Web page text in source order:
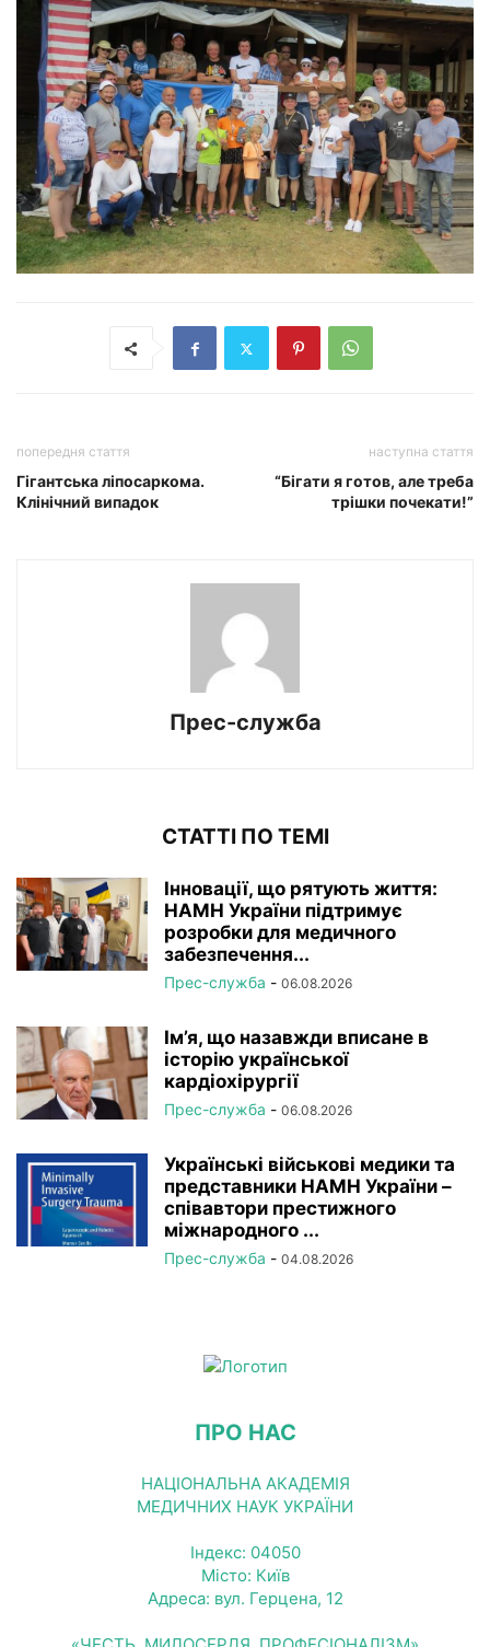
попередня стаття
Гігантська ліпосаркома.
Клінічний випадок
наступна стаття
“Бігати я готов, але треба
трішки почекати!”
Прес-служба
СТАТТІ ПО ТЕМІ
Інновації, що рятують життя:
НАМН України підтримує
розробки для медичного
забезпечення...
Прес-служба - 06.08.2026
Ім’я, що назавжди вписане в
історію української
кардіохірургії
Прес-служба - 06.08.2026
Українські військові медики та
представники НАМН України –
співавтори престижного
міжнародного ...
Прес-служба - 04.08.2026
ПРО НАС
НАЦІОНАЛЬНА АКАДЕМІЯ
МЕДИЧНИХ НАУК УКРАЇНИ
Індекс: 04050
Місто: Київ
Адреса: вул. Герцена, 12